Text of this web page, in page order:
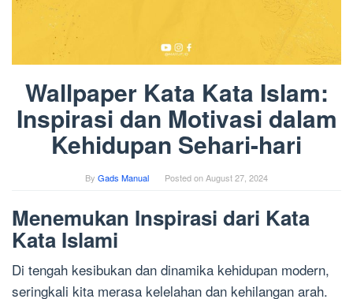
Wallpaper Kata Kata Islam:
Inspirasi dan Motivasi dalam
Kehidupan Sehari-hari
By Gads Manual Posted onAugust 27, 2024
Menemukan Inspirasi dari Kata
Kata Islami
Di tengah kesibukan dan dinamika kehidupan modern,
seringkali kita merasa kelelahan dan kehilangan arah.